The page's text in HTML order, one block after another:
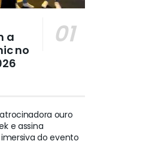
a
no
ouro
e assina
do evento